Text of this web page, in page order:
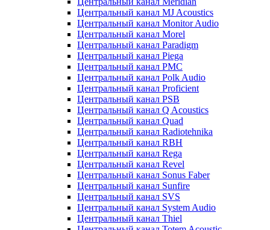
Центральный канал MJ Acoustics
Центральный канал Monitor Audio
Центральный канал Morel
Центральный канал Paradigm
Центральный канал Piega
Центральный канал PMC
Центральный канал Polk Audio
Центральный канал Proficient
Центральный канал PSB
Центральный канал Q Acoustics
Центральный канал Quad
Центральный канал Radiotehnika
Центральный канал RBH
Центральный канал Rega
Центральный канал Revel
Центральный канал Sonus Faber
Центральный канал Sunfire
Центральный канал SVS
Центральный канал System Audio
Центральный канал Thiel